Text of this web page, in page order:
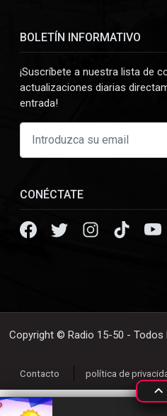
BOLETÍN INFORMATIVO
¡Suscríbete a nuestra lista de
actualizaciones diarias
entrada!
CONÉCTATE
Copyright © Radio 15-50 -
Contacto política de